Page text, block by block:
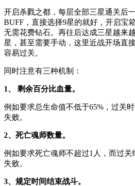
开启杀戮之都，每层全部三星通关后
BUFF，直接选择9星的就好，开启宝
无需花费钻石。再往后达成三星越来
星，甚至需要手动，这里近战开场直
容易过关。
同时注意有三种机制：
1、 剩余百分比血量。
例如要求总生命值不低于65%，过关
失败。
2、死亡魂师数量。
例如要求死亡魂师不超过1人，而过关
失败。
3、规定时间结束战斗。